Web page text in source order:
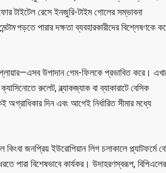
টাইটেল রেসে ইনজুরি-টাইম গোলের সম্ভাবনা
পড়তে পারার দক্ষতা ব্যবহারকারীদের বিশ্লেষণকে
উপাদান গেম-ফিলকে প্রভাবিত করে।
রুলেট, ব্ল্যাকজ্যাক বা ব্যাকারাটে বেসিক
দিন এবং আগেই নির্ধারিত সীমার মধ্যে
কিংবা জনপ্রিয় ইউরোপিয়ান লিগ চলাকালে প্ল্যাটফর্মে
পারা বিশেষভাবে কার্যকর। উদাহরণস্বরূপ, বিপিএলের